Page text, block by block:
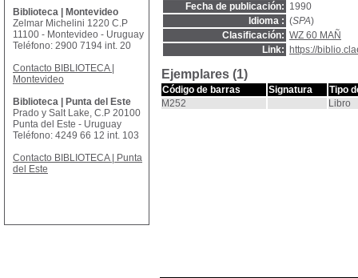
Fecha de publicación: 1990
Idioma : (SPA)
Clasificación: WZ 60 MAÑ
Link:
https://
Ejemplares (1)
Código de barras Signatura
Tipo
M252
Libro
Biblioteca | Montevideo
Zelmar Michelini 1220 C.P
11100 - Montevideo - Uruguay
Teléfono: 2900 7194 int. 20
Contacto BIBLIOTECA |
Montevideo
Biblioteca | Punta del Este
Prado y Salt Lake, C.P 20100
Punta del Este - Uruguay
Teléfono: 4249 66 12 int. 103
Contacto BIBLIOTECA | Punta
del Este